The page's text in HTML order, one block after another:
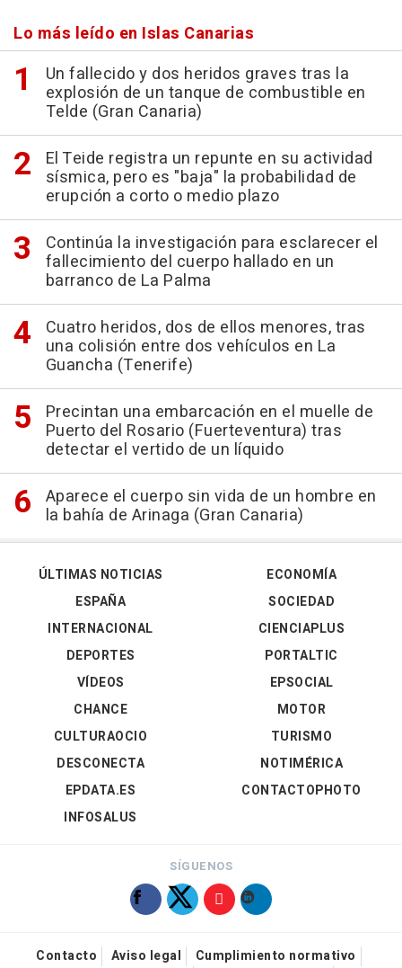
Lo más leído en Islas Canarias
Un fallecido y dos heridos graves tras la
explosión de un tanque de combustible en
Telde (Gran Canaria)
El Teide registra un repunte en su actividad
sísmica, pero es "baja" la probabilidad de
erupción a corto o medio plazo
Continúa la investigación para esclarecer el
fallecimiento del cuerpo hallado en un
barranco de La Palma
Cuatro heridos, dos de ellos menores, tras
una colisión entre dos vehículos en La
Guancha (Tenerife)
Precintan una embarcación en el muelle de
Puerto del Rosario (Fuerteventura) tras
detectar el vertido de un líquido
Aparece el cuerpo sin vida de un hombre en
la bahía de Arinaga (Gran Canaria)
ÚLTIMAS NOTICIAS
ESPAÑA
INTERNACIONAL
DEPORTES
VÍDEOS
ECONOMÍA
SOCIEDAD
CIENCIAPLUS
PORTALTIC
EPSOCIAL
CHANCE
CULTURAOCIO
DESCONECTA
EPDATA.ES
INFOSALUS
MOTOR
TURISMO
NOTIMÉRICA
CONTACTOPHOTO
SÍGUENOS
Contacto Aviso legal
Cumplimiento normativo